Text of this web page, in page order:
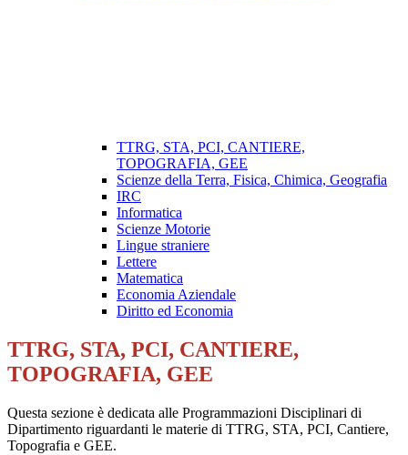
TTRG, STA, PCI, CANTIERE,
TOPOGRAFIA, GEE
Scienze della Terra, Fisica, Chimica, Geografia
IRC
Informatica
Scienze Motorie
Lingue straniere
Lettere
Matematica
Economia Aziendale
Diritto ed Economia
TTRG, STA, PCI, CANTIERE,
TOPOGRAFIA, GEE
Questa sezione è dedicata alle Programmazioni Disciplinari di
Dipartimento riguardanti le materie di TTRG, STA, PCI, Cantiere,
Topografia e GEE.